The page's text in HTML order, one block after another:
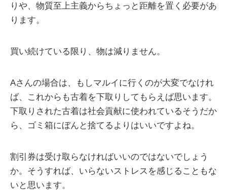
りや、物質至上主義からちょっと距離を置く必要があ
ります。
買い続けている限り、物は減りません。
Aさんの場合は、もしマルイに行くのが大変でなけれ
ば、これからも古着を下取りしてもらえば思います。
下取りされた古着は社会貢献に使われているそうだか
ら、ゴミ箱にぼんと捨てるよりはいいですよね。
割引券は受け取らなければいいのではないでしょう
か。そうすれば、いらないストレスを感じることもな
いと思います。